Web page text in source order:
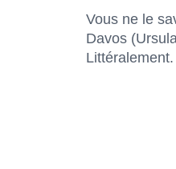
Vous ne le
Davos
Littéralement.